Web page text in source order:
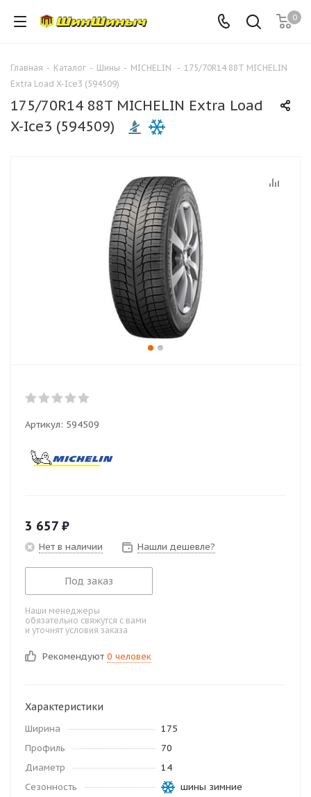
0
Главная - Каталог - Шины - MICHELIN - 175/70R14 88T MICHELIN
Extra Load X-Ice3 (594509)
175/70R14 88T MICHELIN Extra Load
X-Ice3 (594509)
Артикул: 594509
3 657 ₽
Нет в наличии Нашли дешевле?
Под заказ
Наши менеджеры
обязательно свяжутся с вами
и уточнят условия заказа
Рекомендуют 0 человек
Характеристики
Ширина
175
Профиль
70
Диаметр
14
Сезонность
шины зимние